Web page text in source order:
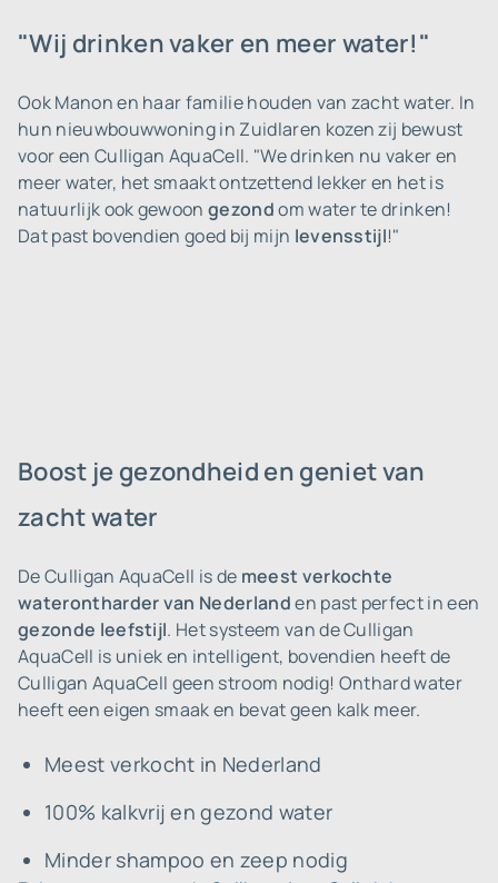
"Wij drinken vaker en meer water!"
Ook Manon en haar familie houden van zacht water. In
hun nieuwbouwwoning in Zuidlaren kozen zij bewust
voor een Culligan AquaCell. "We drinken nu vaker en
meer water, het smaakt ontzettend lekker en het is
natuurlijk ook gewoongezondom water te drinken!
Dat past bovendien goed bij mijn levensstijl!"
Boost je gezondheid en geniet van
zacht water
De Culligan AquaCell is de meest verkochte
waterontharder van Nederlanden past perfect in een
gezonde leefstijl. Het systeem van de Culligan
AquaCell is uniek en intelligent, bovendien heeft de
Culligan AquaCell geen stroom nodig! Onthard water
heeft een eigen smaak en bevat geen kalk meer.
Meest verkocht in Nederland
100% kalkvrij en gezond water
Minder shampoo en zeep nodig